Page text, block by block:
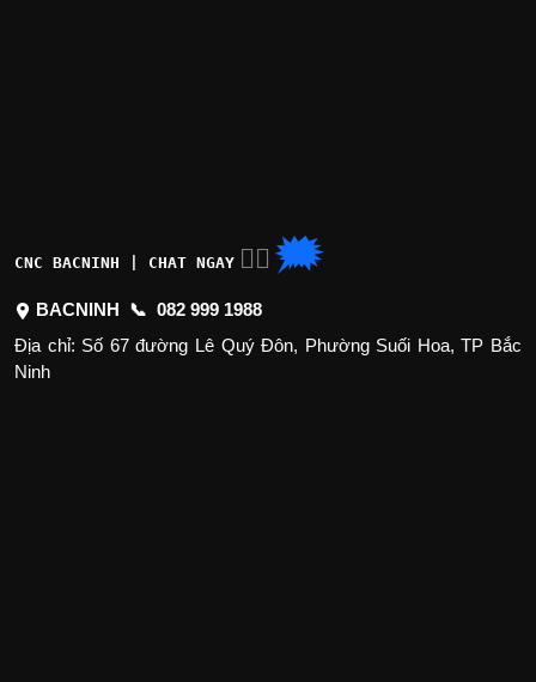
CNC BACNINH | CHAT NGAY 👉🏽 🗯
BACNINH 📞 082 999 1988
Địa chỉ: Số 67 đường Lê Quý Đôn, Phường Suối Hoa, TP Bắc
Ninh